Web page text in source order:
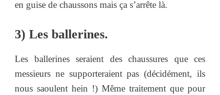
en guise de chaussons mais ça s’arrête là.
3) Les ballerines.
Les ballerines seraient des chaussures que ces
messieurs ne supporteraient pas (décidément, ils
nous saoulent hein !) Même traitement que pour